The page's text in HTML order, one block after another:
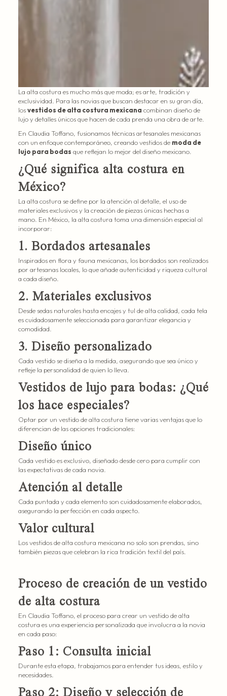
La alta costura es mucho más que moda; es arte, tradición y
exclusividad. Para las novias que buscan destacar en su gran día,
losvestidos de alta costura mexicana combinan diseño de
lujo y detalles únicos que hacen de cada prenda una obra de arte.
En Claudia Toffano, fusionamos técnicas artesanales mexicanas
con un enfoque contemporáneo, creando vestidos de moda de
lujo para bodas que reflejan lo mejor del diseño mexicano.
¿Qué significa alta costura en
México?
La alta costura se define por la atención al detalle, el uso de
materiales exclusivos y la creación de piezas únicas hechas a
mano. En México, la alta costura toma una dimensión especial al
incorporar:
1. Bordados artesanales
Inspirados en flora y fauna mexicanas, los bordados son realizados
por artesanas locales, lo que añade autenticidad y riqueza cultural
a cada diseño.
2. Materiales exclusivos
Desde sedas naturales hasta encajes y tul de alta calidad, cada tela
es cuidadosamente seleccionada para garantizar elegancia y
comodidad.
3. Diseño personalizado
Cada vestido se diseña a la medida, asegurando que sea único y
refleje la personalidad de quien lo lleva.
Vestidos de lujo para bodas: ¿Qué
los hace especiales?
Optar por un vestido de alta costura tiene varias ventajas que lo
diferencian de las opciones tradicionales:
Diseño único
Cada vestido es exclusivo, diseñado desde cero para cumplir con
las expectativas de cada novia.
Atención al detalle
Cada puntada y cada elemento son cuidadosamente elaborados,
asegurando la perfección en cada aspecto.
Valor cultural
Los vestidos de alta costura mexicana no solo son prendas, sino
también piezas que celebran la rica tradición textil del país.
Proceso de creación de un vestido
de alta costura
En Claudia Toffano, el proceso para crear un vestido de alta
costura es una experiencia personalizada que involucra a la novia
en cada paso:
Paso 1: Consulta inicial
Durante esta etapa, trabajamos para entender tus ideas, estilo y
necesidades.
Paso 2: Diseño y selección de